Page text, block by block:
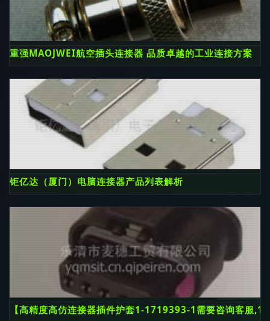
重强MAOJWEI航空插头连接器 品质卓越的工业连接方案
钜亿达（厦门）电脑连接器产品列表解析
【高精度高仿连接器插件护套1-1719393-1需要咨询客服